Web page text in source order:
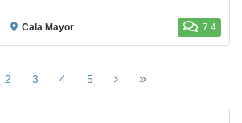
Cala Mayor 7.4
(página
2 3 4 5